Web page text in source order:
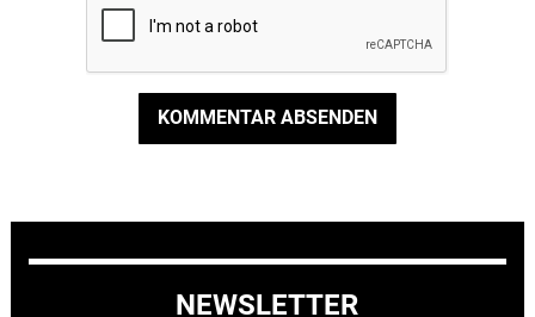
KOMMENTAR ABSENDEN
NEWSLETTER